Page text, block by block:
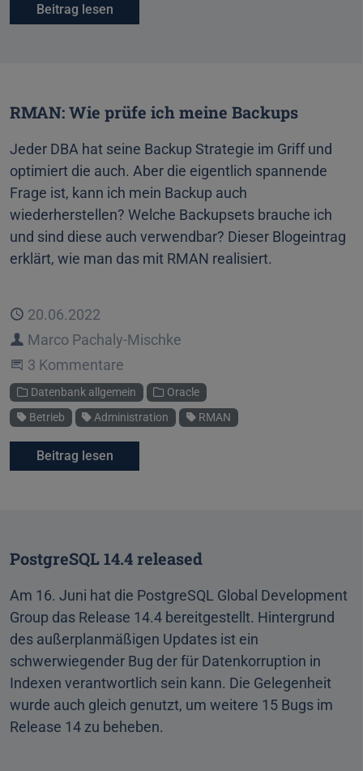
Beitrag lesen
RMAN: Wie prüfe ich meine Backups
Jeder DBA hat seine Backup Strategie im Griff und
optimiert die auch. Aber die eigentlich spannende
Frage ist, kann ich mein Backup auch
wiederherstellen? Welche Backupsets brauche ich
und sind diese auch verwendbar? Dieser Blogeintrag
erklärt, wie man das mit RMAN realisiert.
Veröffentlicht
20.06.2022
Autor
Marco Pachaly-Mischke
An der Unterhaltung teilnehmen
3 Kommentare
Kategorien
Datenbank allgemein Oracle
Schlagworte
Betrieb Administration RMAN
Beitrag lesen
PostgreSQL 14.4 released
Am 16. Juni hat die PostgreSQL Global Development
Group das Release 14.4 bereitgestellt. Hintergrund
des außerplanmäßigen Updates ist ein
schwerwiegender Bug der für Datenkorruption in
Indexen verantwortlich sein kann. Die Gelegenheit
wurde auch gleich genutzt, um weitere 15 Bugs im
Release 14 zu beheben.